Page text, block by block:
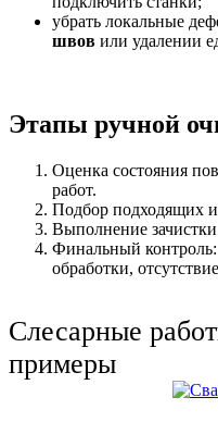
убрать локальные
швов или удалении
Этапы ручной
Оценка состояния
работ.
Подбор подходящих
Выполнение
Финальный контроль:
обработки,
Слесарные
примеры